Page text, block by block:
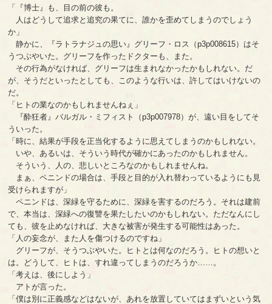
「『博士』も、目の前の彼も。
人はどうして追求と追究の果てに、誰かを歪めてしまうのでしょう
か」
静かに、『ラトラナジュの思い』グリーフ・ロス（p3p008615）はそ
うつぶやいた。グリーフを作ったドクターも、また。
その行為がなければ、グリーフは生まれなかったかもしれない。だ
が、そうだといったとしても、このような行いは、許してはいけないの
だ。
「ヒトの業なのかもしれませんねぇ」
『酔狂者』バルガル・ミフィスト（p3p007978）が、遠い目をしてそ
ういった。
「時に、結果が手段を正当化するように思えてしまうのかもしれない。
いや、あるいは、そういう時代が確かにあったのかもしれません。
そういう、人の、悲しいところなのかもしれませんね。
まぁ、ペニンドの場合は、手段と目的が入れ替わっているようにも見
受けられますが」
ペニンドは、深緑を守るために、深緑を害するのだろう。それは建前
で、本当は、深緑への復讐を果たしたいのかもしれない。ただなんにし
ても、彼を止めなければ、大きな被害が発生する可能性はあった。
「人の妄念が、また人を傷つけるのですね」
グリーフが、そうつぶやいた。ヒトとは何なのだろう。ヒトの想いと
は。どうして、ヒトは、すれ違ってしまうのだろうか……。
「考えは、後にしよう」
アトが言った。
「僕は別に正義感などはないが、あれを放置していてはまずいという気